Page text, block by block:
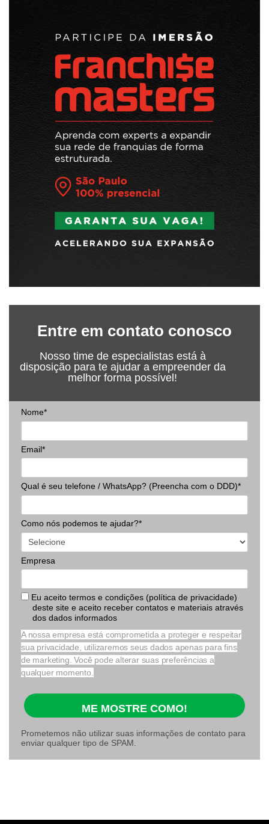
Entre em contato conosco
Nosso time de especialistas está à
disposição para te ajudar a empreender da
melhor forma possível!
Nome*
Email*
Qual é seu telefone / WhatsApp? (Preencha com o DDD)*
Como nós podemos te ajudar?*
Empresa
Eu aceito termos e condições (política de privacidade)
deste site e aceito receber contatos e materiais através
dos dados informados
A nossa empresa está comprometida a proteger e respeitar
sua privacidade, utilizaremos seus dados apenas para fins
de marketing. Você pode alterar suas preferências a
qualquer momento.
ME MOSTRE COMO!
Prometemos não utilizar suas informações de contato para
enviar qualquer tipo de SPAM.